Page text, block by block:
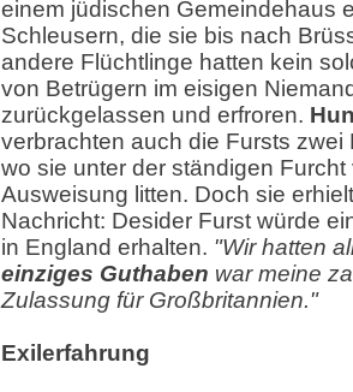
einem jüdischen Gemeindehaus
Schleusern, die sie bis nach
andere Flüchtlinge hatten kein
von Betrügern im eisigen
zurückgelassen und erfroren.
verbrachten auch die Fursts zwei
wo sie unter der ständigen
Ausweisung litten. Doch sie
Nachricht: Desider Furst würde
in England erhalten. "Wir hatten
einziges Guthaben war meine
Zulassung für Großbritannien."
Exilerfahrung